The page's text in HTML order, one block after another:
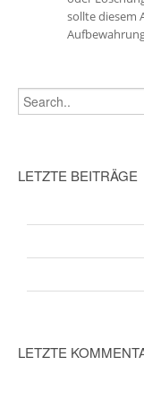
sollte diesem
LETZTE BEITRÄGE
LETZTE